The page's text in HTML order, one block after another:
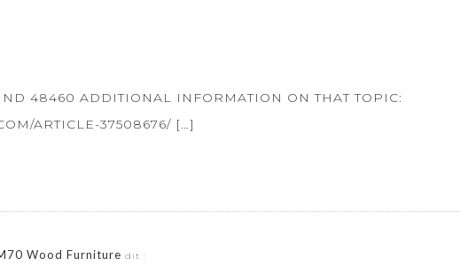
48460 ADDITIONAL INFORMATION ON THAT TOPIC:
ARTICLE-37508676/ […]
Wood Furniture dit :